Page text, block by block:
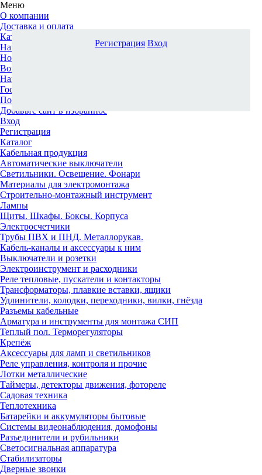
Меню
О компании
Доставка и оплата
Каталог
Наши офисы
Новости и новинки
Вопрос-ответ
Наша команда
Гос. заказчикам
Поставщикам
Добавьте сайт в избранное
Вход
Регистрация
Каталог
Кабельная продукция
Автоматические выключатели
Светильники. Освещение. Фонари
Материалы для электромонтажа
Строительно-монтажный инструмент
Лампы
Щиты. Шкафы. Боксы. Корпуса
Электросчетчики
Трубы ПВХ и ПНД. Металлорукав.
Кабель-каналы и аксессуары к ним
Выключатели и розетки
Электроинструмент и расходники
Реле тепловые, пускатели и контакторы
Трансформаторы, плавкие вставки, ящики
Удлинители, колодки, переходники, вилки, гнёзда
Разъемы кабельные
Арматура и инструменты для монтажа СИП
Теплый пол. Терморегуляторы
Крепёж
Аксессуары для ламп и светильников
Реле управления, контроля и прочие
Лотки металлические
Таймеры, детекторы движения, фотореле
Садовая техника
Теплотехника
Батарейки и аккумуляторы бытовые
Системы видеонаблюдения, домофоны
Разъединители и рубильники
Светосигнальная аппаратура
Стабилизаторы
Дверные звонки
Регистрация Вход